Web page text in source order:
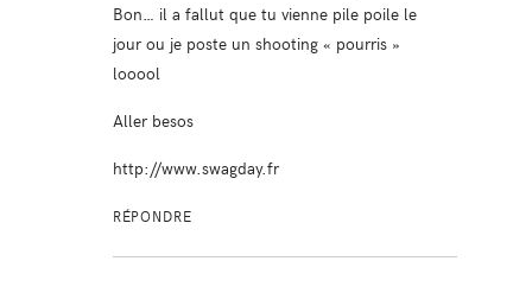
Bon… il a fallut que tu vienne pile poile le
jour ou je poste un shooting « pourris »
looool
Aller besos
http://www.swagday.fr
RÉPONDRE